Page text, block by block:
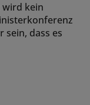
wird kein
sein, dass es